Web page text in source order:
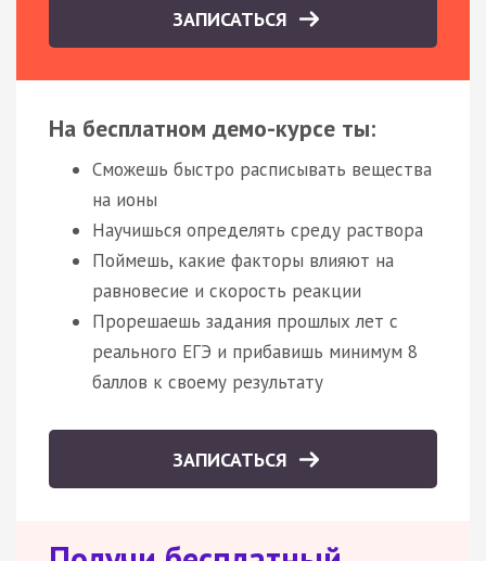
ЗАПИСАТЬСЯ
На бесплатном демо-курсе ты:
Сможешь быстро расписывать вещества
на ионы
Научишься определять среду раствора
Поймешь, какие факторы влияют на
равновесие и скорость реакции
Прорешаешь задания прошлых лет с
реального ЕГЭ и прибавишь минимум 8
баллов к своему результату
ЗАПИСАТЬСЯ